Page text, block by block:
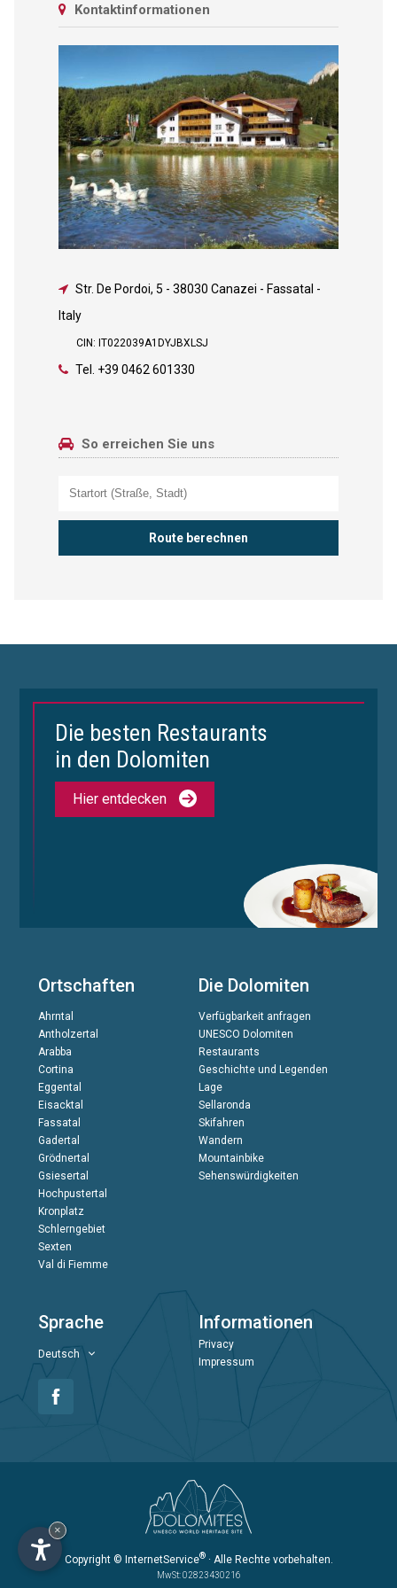
Kontaktinformationen
Str. De Pordoi, 5 - 38030 Canazei - Fassatal -
Italy
CIN: IT022039A1DYJBXLSJ
Tel. +39 0462 601330
So erreichen Sie uns
Die besten Restaurants
in den Dolomiten
Hier entdecken
Ortschaften
Ahrntal
Antholzertal
Arabba
Cortina
Eggental
Eisacktal
Fassatal
Gadertal
Grödnertal
Gsiesertal
Hochpustertal
Kronplatz
Schlerngebiet
Sexten
Val di Fiemme
Die Dolomiten
Verfügbarkeit anfragen
UNESCO Dolomiten
Restaurants
Geschichte und Legenden
Lage
Sellaronda
Skifahren
Wandern
Mountainbike
Sehenswürdigkeiten
Sprache
Deutsch
Informationen
Privacy
Impressum
Copyright © InternetService®· Alle Rechte vorbehalten.
MwSt: 02823430216
×